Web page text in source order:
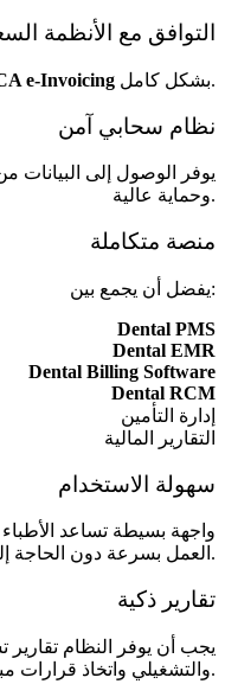
التوافق مع الأنظمة
e-Invoicing بشكل كامل.
نظام سحابي آمن
يوفر الوصول إلى
وحماية عالية.
منصة متكاملة
يفضل أن يجمع بين:
Dental PMS
Dental EMR
Dental Billing Software
Dental RCM
إدارة التأمين
التقارير المالية
سهولة الاستخدام
واجهة بسيطة تساعد
العمل بسرعة دون الحاجة إلى تدريب طويل.
تقارير ذكية
يجب أن يوفر النظام تقارير
والتشغيلي واتخاذ قرارات مبنية على بيانات.